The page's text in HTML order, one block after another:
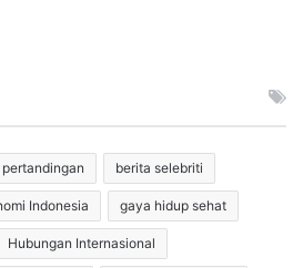
berita selebriti
Indonesia gaya hidup sehat
Hubungan Internasional